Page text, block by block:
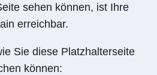
sehen können, ist Ihre
erreichbar.
Sie diese Platzhalterseite
können: